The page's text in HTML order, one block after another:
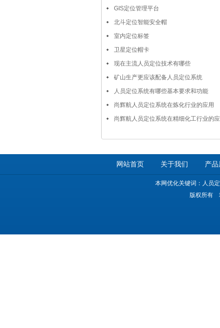
GIS定位管理平台
北斗定位智能安全帽
室内定位标签
卫星定位帽卡
现在主流人员定位技术有哪些
矿山生产更应该配备人员定位系统
人员定位系统有哪些基本要求和功能
尚辉航人员定位系统在炼化行业的应用
尚辉航人员定位系统在精细化工行业的
网站首页 关于我们 产
本网优化关键词：人员
版权所有